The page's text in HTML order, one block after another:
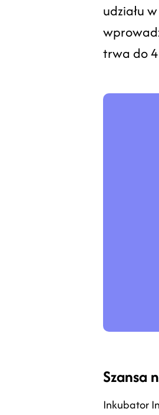
udziału
trwa do
Szansa
Inkubator